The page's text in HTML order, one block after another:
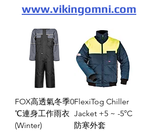
www.vikingomni.com
FOX高透氣冬季0
℃連身工作雨衣
(Winter)
FlexiTog Chiller
Jacket +5 ~ -5°C
防寒外套